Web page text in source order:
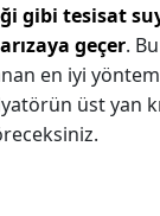
gibi tesisat
geçer.
en iyi
üst yan